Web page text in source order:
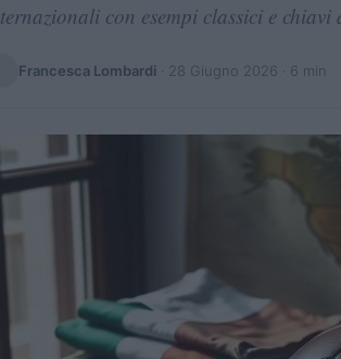
con esempi classici e chiavi
Francesca Lombardi 28 Giugno 2026 · 6 min